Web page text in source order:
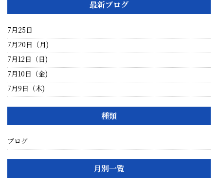
最新ブログ
7月25日
7月20日（月)
7月12日（日)
7月10日（金)
7月9日（木)
種類
ブログ
月別一覧